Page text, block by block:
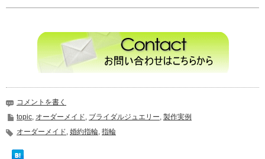
コメントを書く
topic, オーダーメイド, ブライダルジュエリー, 製作実例
オーダーメイド, 婚約指輪, 指輪